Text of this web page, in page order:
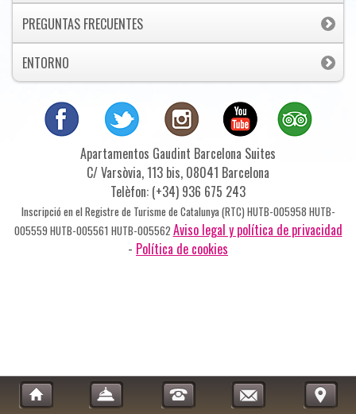
PREGUNTAS FRECUENTES
ENTORNO
Apartamentos Gaudint Barcelona Suites
C/ Varsòvia, 113 bis, 08041 Barcelona
Telèfon: (+34) 936 675 243
Inscripció en el Registre de Turisme de Catalunya (RTC) HUTB-005958 HUTB-
005559 HUTB-005561 HUTB-005562 Aviso legal y política de privacidad
- Política de cookies